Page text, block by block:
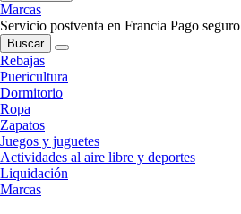
Marcas
Servicio postventa en Francia Pago seguro
Buscar
Rebajas
Puericultura
Dormitorio
Ropa
Zapatos
Juegos y juguetes
Actividades al aire libre y deportes
Liquidación
Marcas